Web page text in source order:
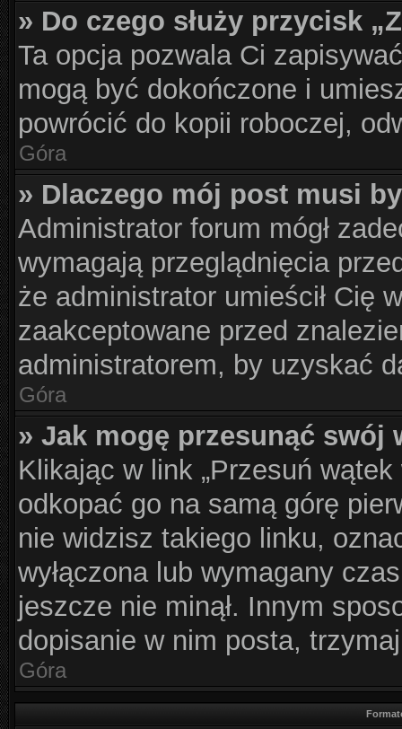
» Do czego służy przycisk
Ta opcja pozwala Ci
mogą być dokończone i
powrócić do kopii roboczej,
Góra
» Dlaczego mój post musi
Administrator forum mógł
wymagają przeglądnięcia
że administrator umieścił Cię
zaakceptowane przed
administratorem, by uzyskać
Góra
» Jak mogę przesunąć swój
Klikając w link „Przesuń
odkopać go na samą górę
nie widzisz takiego linku,
wyłączona lub wymagany
jeszcze nie minął. Innym
dopisanie w nim posta,
Góra